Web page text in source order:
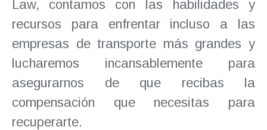
Law, contamos con las habilidades y
recursos para enfrentar incluso a las
empresas de transporte más grandes y
lucharemos incansablemente para
asegurarnos de que recibas la
compensación que necesitas para
recuperarte.